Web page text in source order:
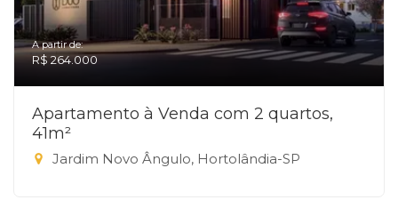
A partir de:
R$ 264.000
Apartamento à Venda com 2 quartos,
41m²
Jardim Novo Ângulo, Hortolândia-SP